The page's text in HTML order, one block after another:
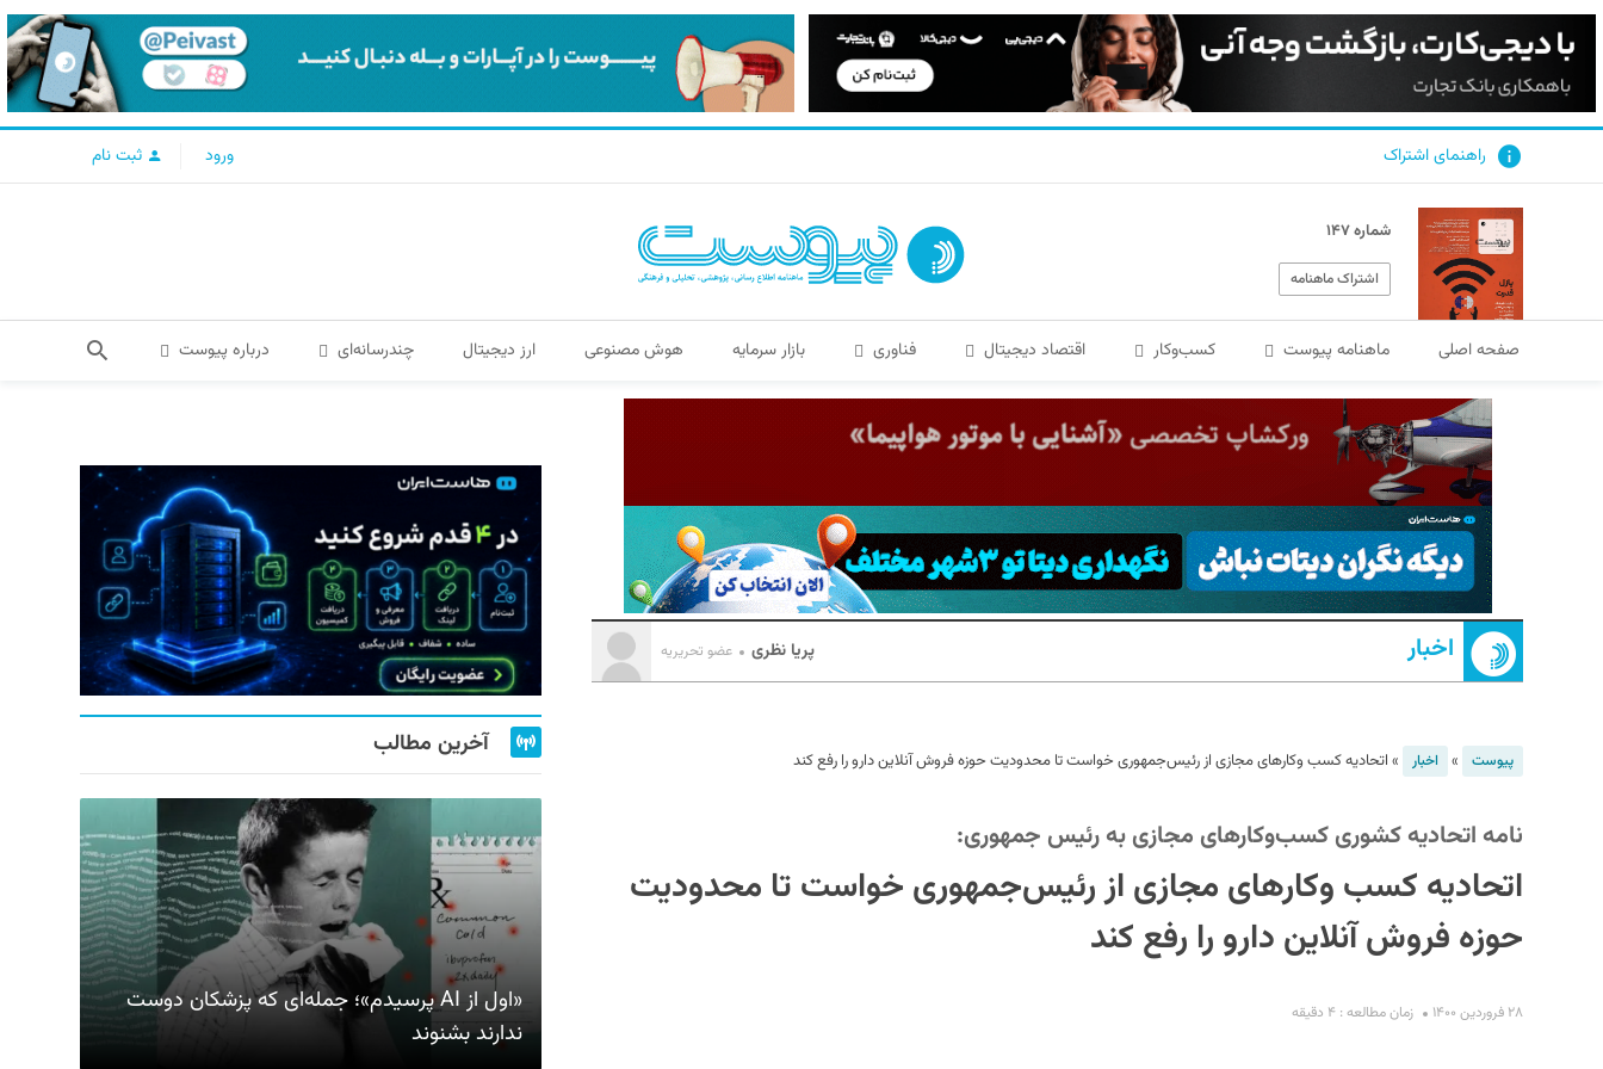
راهنمای اشتراک ورود ثبت نام
شماره ۱۴۷
اشتراک ماهنامه
صفحه اصلی ماهنامه پیوست کسب‌و‌کار اقتصاد دیجیتال فناوری بازار سرمایه هوش مصنوعی ارز دیجیتال چندرسانه‌ای درباره پیوست
اخبار پریا نظری عضو تحریریه
پیوست » اخبار » اتحادیه کسب وکارهای مجازی از رئیس‌جمهوری خواست تا محدودیت‌ حوزه فروش آنلاین دارو را رفع کند
نامه اتحادیه کشوری کسب‌وکارهای مجازی به رئیس جمهوری:
اتحادیه کسب وکارهای مجازی از رئیس‌جمهوری خواست تا محدودیت‌
حوزه فروش آنلاین دارو را رفع کند
۲۸ فروردین ۱۴۰۰ زمان مطالعه : ۴ دقیقه
آخرین مطالب
«اول از AI پرسیدم»؛ جمله‌ای که پزشکان دوست
ندارند بشنوند